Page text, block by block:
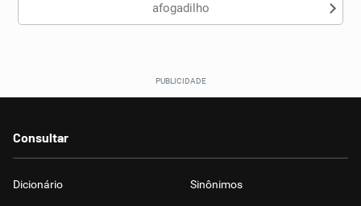
afogadilho
Consultar
Dicionário Sinônimos